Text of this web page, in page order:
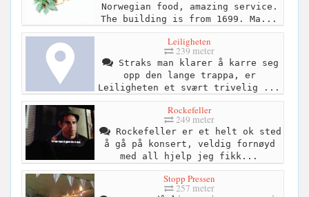
Norwegian food, amazing service.
The building is from 1699. Ma...
Leiligheten
239 meter
Straks man klarer å karre seg
opp den lange trappa, er
Leiligheten et svært trivelig ...
Rockefeller
249 meter
Rockefeller er et helt ok sted
å gå på konsert, veldig fornøyd
med all hjelp jeg fikk...
Stopp Pressen
257 meter